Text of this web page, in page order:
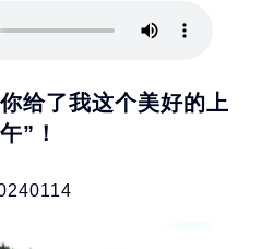
给了我这个美好的上
午”！